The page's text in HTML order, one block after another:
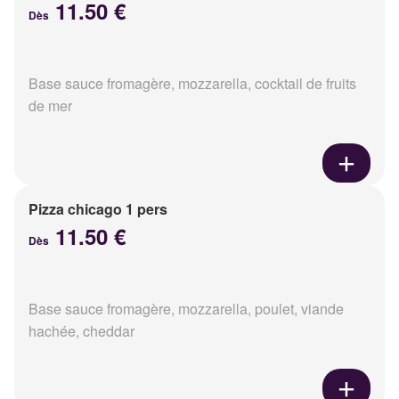
Dès 11.50 €
Base sauce fromagère, mozzarella, cocktail de fruits
de mer
Pizza chicago 1 pers
Dès 11.50 €
Base sauce fromagère, mozzarella, poulet, viande
hachée, cheddar